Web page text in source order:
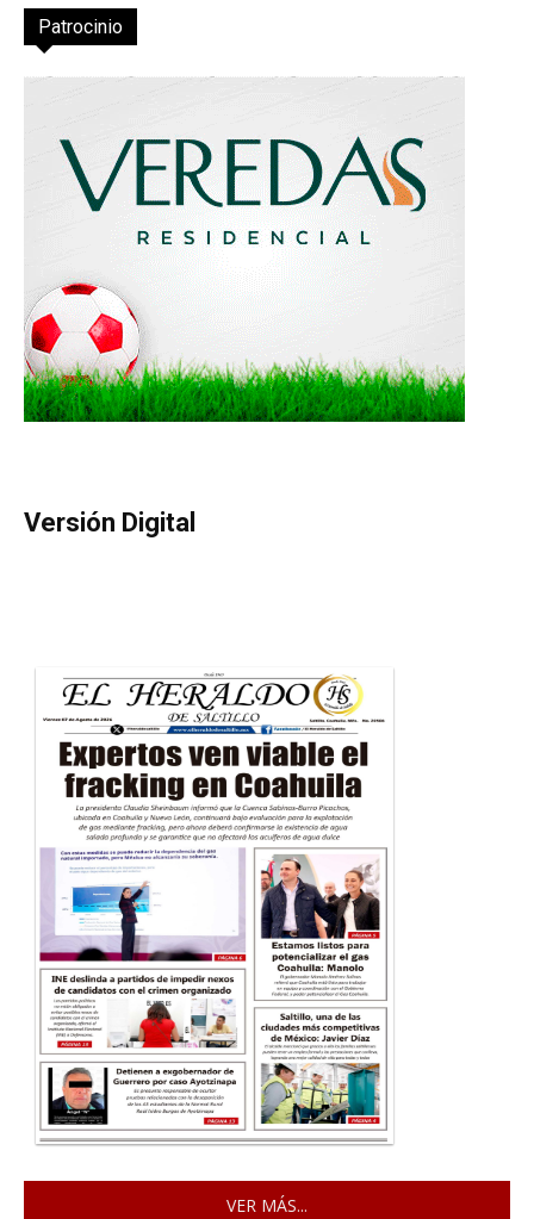
Patrocinio
Versión Digital
VER MÁS...